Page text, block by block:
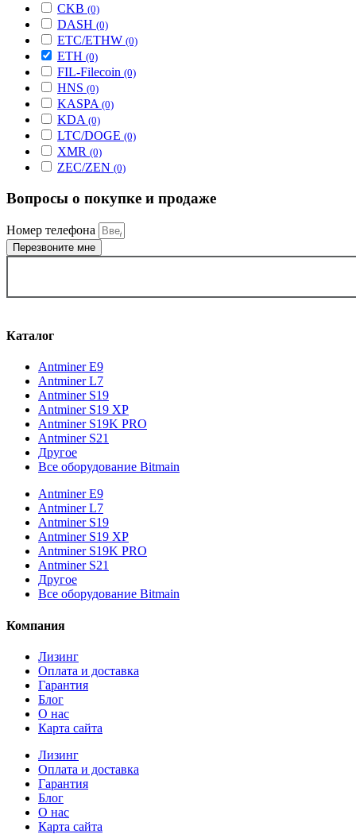
CKB (0)
DASH (0)
ETC/ETHW (0)
ETH (0)
FIL-Filecoin (0)
HNS (0)
KASPA (0)
KDA (0)
LTC/DOGE (0)
XMR (0)
ZEC/ZEN (0)
Вопросы о покупке и продаже
Номер телефона
Перезвоните мне
Каталог
Antminer E9
Antminer L7
Antminer S19
Antminer S19 XP
Antminer S19K PRO
Antminer S21
Другое
Все оборудование Bitmain
Antminer E9
Antminer L7
Antminer S19
Antminer S19 XP
Antminer S19K PRO
Antminer S21
Другое
Все оборудование Bitmain
Компания
Лизинг
Оплата и доставка
Гарантия
Блог
О нас
Карта сайта
Лизинг
Оплата и доставка
Гарантия
Блог
О нас
Карта сайта